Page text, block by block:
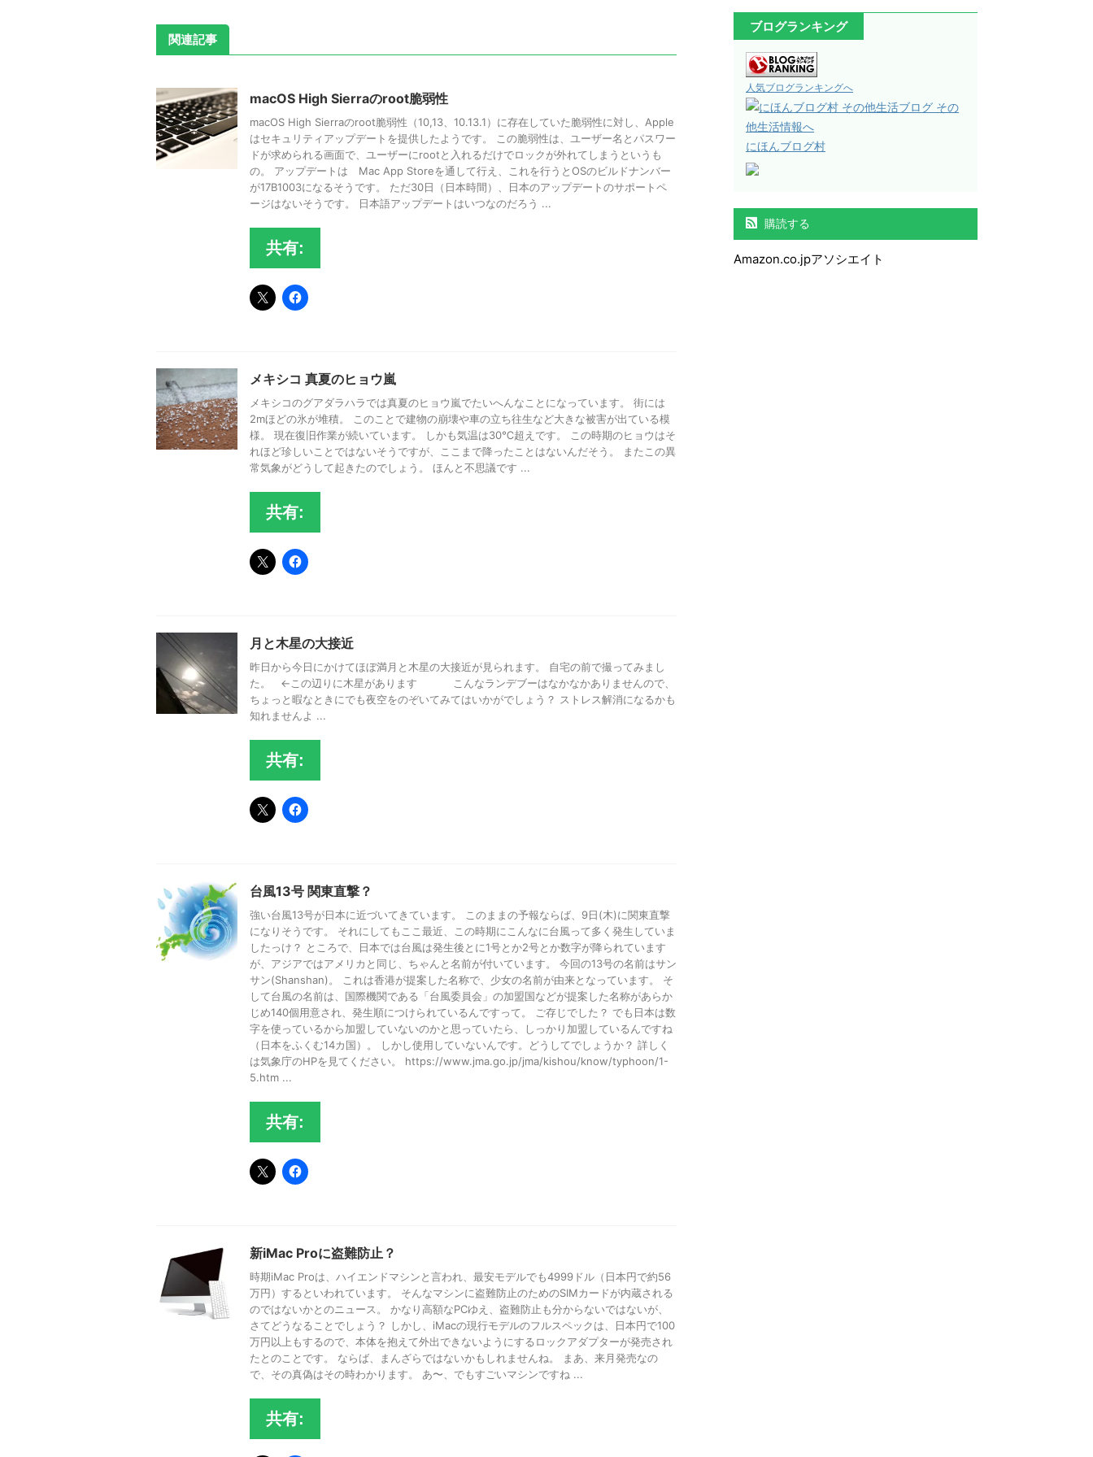
関連記事
macOS High Sierraのroot脆弱性
macOS High Sierraのroot脆弱性（10,13、10.13.1）に存在していた脆弱性に対し、Apple
はセキュリティアップデートを提供したようです。 この脆弱性は、ユーザー名とパスワー
ドが求められる画面で、ユーザーにrootと入れるだけでロックが外れてしまうというも
の。 アップデートは Mac App Storeを通して行え、これを行うとOSのビルドナンバー
が17B1003になるそうです。 ただ30日（日本時間）、日本のアップデートのサポートペ
ージはないそうです。 日本語アップデートはいつなのだろう ...
共有:
メキシコ 真夏のヒョウ嵐
メキシコのグアダラハラでは真夏のヒョウ嵐でたいへんなことになっています。 街には
2mほどの氷が堆積。 このことで建物の崩壊や車の立ち往生など大きな被害が出ている模
様。 現在復旧作業が続いています。 しかも気温は30℃超えです。 この時期のヒョウはそ
れほど珍しいことではないそうですが、ここまで降ったことはないんだそう。 またこの異
常気象がどうして起きたのでしょう。 ほんと不思議です ...
共有:
月と木星の大接近
昨日から今日にかけてほぼ満月と木星の大接近が見られます。 自宅の前で撮ってみまし
た。 ←この辺りに木星があります こんなランデブーはなかなかありませんので、
ちょっと暇なときにでも夜空をのぞいてみてはいかがでしょう？ ストレス解消になるかも
知れませんよ ...
共有:
台風13号 関東直撃？
強い台風13号が日本に近づいてきています。 このままの予報ならば、9日(木)に関東直撃
になりそうです。 それにしてもここ最近、この時期にこんなに台風って多く発生していま
したっけ？ ところで、日本では台風は発生後とに1号とか2号とか数字が降られています
が、アジアではアメリカと同じ、ちゃんと名前が付いています。 今回の13号の名前はサン
サン(Shanshan)。 これは香港が提案した名称で、少女の名前が由来となっています。 そ
して台風の名前は、国際機関である「台風委員会」の加盟国などが提案した名称があらか
じめ140個用意され、発生順につけられているんですって。 ご存じでした？ でも日本は数
字を使っているから加盟していないのかと思っていたら、しっかり加盟しているんですね
（日本をふくむ14カ国）。 しかし使用していないんです。どうしてでしょうか？ 詳しく
は気象庁のHPを見てください。 https://www.jma.go.jp/jma/kishou/know/typhoon/1-
5.htm ...
共有:
新iMac Proに盗難防止？
時期iMac Proは、ハイエンドマシンと言われ、最安モデルでも4999ドル（日本円で約56
万円）するといわれています。 そんなマシンに盗難防止のためのSIMカードが内蔵される
のではないかとのニュース。 かなり高額なPCゆえ、盗難防止も分からないではないが、
さてどうなることでしょう？ しかし、iMacの現行モデルのフルスペックは、日本円で100
万円以上もするので、本体を抱えて外出できないようにするロックアダプターが発売され
たとのことです。 ならば、まんざらではないかもしれませんね。 まあ、来月発売なの
で、その真偽はその時わかります。 あ〜、でもすごいマシンですね ...
共有:
ブログランキング
人気ブログランキングへ
にほんブログ村
購読する
Amazon.co.jpアソシエイト